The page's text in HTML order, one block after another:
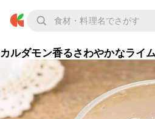
カルダモン香るさわやかなライ